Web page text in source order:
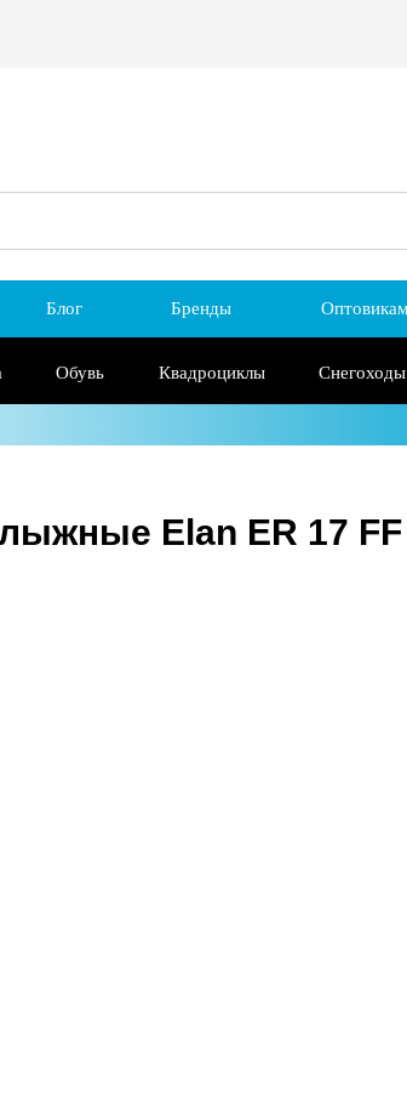
Блог Бренды Оптовикам
Обувь Квадроциклы Снегоходы
Elan ER 17 FF